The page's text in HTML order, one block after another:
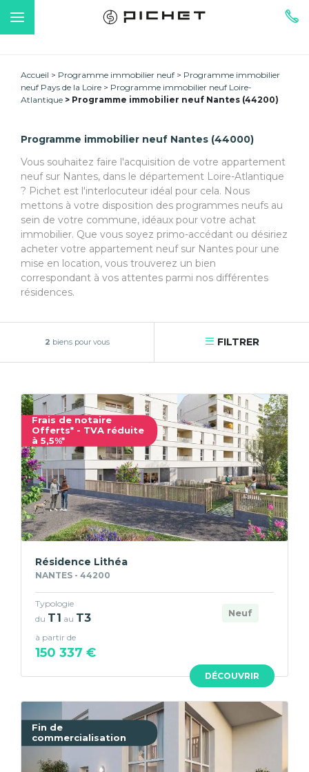
Accueil Programme immobilier neuf
Programme immobilier
neuf Pays de la Loire
Programme immobilier neuf Loire-
Atlantique
Programme immobilier neuf Nantes (44200)
Programme immobilier neuf Nantes (44000)
Vous souhaitez faire l'acquisition de votre appartement
neuf sur Nantes, dans le département Loire-Atlantique
? Pichet est l'interlocuteur idéal pour cela. Nous
mettons à votre disposition des programmes neufs au
sein de votre commune, idéaux pour votre achat
immobilier. Que vous soyez primo-accédant ou désiriez
acheter votre appartement neuf sur Nantes pour une
mise en location, vous trouverez un bien
correspondant à vos attentes parmi nos différentes
résidences.
2 biens pour vous FILTRER
Frais de notaire
Offerts* - TVA réduite
à 5,5%*
DÉCOUVRIR
Résidence Lithéa
NANTES - 44200
Neuf
Typologie
du T1 au T3
à partir de
150 337 €
Fin de
commercialisation